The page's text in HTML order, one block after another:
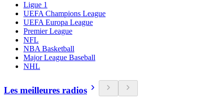
Ligue 1
UEFA Champions League
UEFA Europa League
Premier League
NFL
NBA Basketball
Major League Baseball
NHL
Les meilleures radios